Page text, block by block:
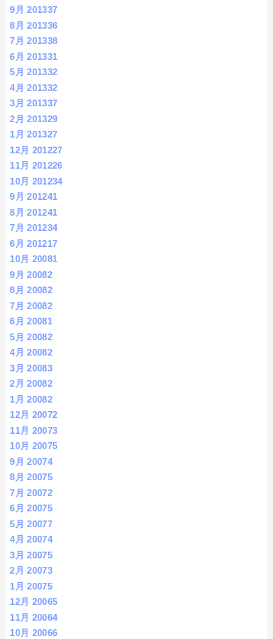
9月 201337
8月 201336
7月 201338
6月 201331
5月 201332
4月 201332
3月 201337
2月 201329
1月 201327
12月 201227
11月 201226
10月 201234
9月 201241
8月 201241
7月 201234
6月 201217
10月 20081
9月 20082
8月 20082
7月 20082
6月 20081
5月 20082
4月 20082
3月 20083
2月 20082
1月 20082
12月 20072
11月 20073
10月 20075
9月 20074
8月 20075
7月 20072
6月 20075
5月 20077
4月 20074
3月 20075
2月 20073
1月 20075
12月 20065
11月 20064
10月 20066